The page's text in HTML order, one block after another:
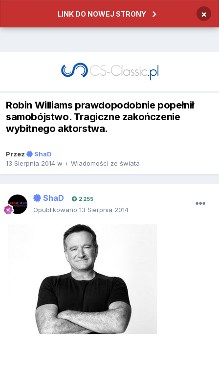
LINK DO NOWEJ STRONY ×
Robin Williams prawdopodobnie popełnił
samobójstwo. Tragiczne zakończenie
wybitnego aktorstwa.
Przez
ShaD
13 Sierpnia 2014 w + Wiadomości ze świata
ShaD 2 255
Opublikowano 13 Sierpnia 2014